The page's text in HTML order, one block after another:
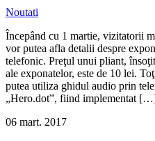
Noutati
Începând cu 1 martie, vizitatorii
vor putea afla detalii despre
telefonic. Preţul unui pliant,
ale exponatelor, este de 10 lei.
putea utiliza ghidul audio prin
„Hero.dot”, fiind implementat
06 mart. 2017